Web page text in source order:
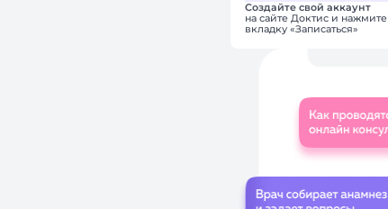
Создайте свой аккаунт
на сайте Доктис и нажмите
вкладку «Записаться»